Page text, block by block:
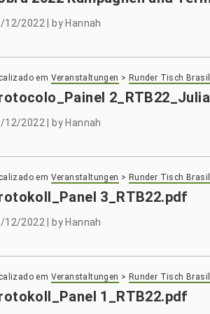
12/2022 by Hannah
em Veranstaltungen > Runder Tisch
12/2022 by Hannah
em Veranstaltungen > Runder Tisch
3_RTB22.pdf
12/2022 by Hannah
em Veranstaltungen > Runder Tisch
1_RTB22.pdf